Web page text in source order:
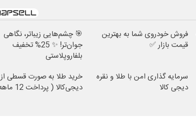
فروش خودروی شما به بهترین
قیمت بازار ✅
🎯 چشم‌هایی زیباتر، نگاهی
جوان‌تر! ✨ 25% تخفیف
بلفاروپلاستی
سرمایه گذاری امن با طلا و نقره
دیجی کالا
خرید طلا به صورت قسطی از
دیجی‌کالا ( پرداخت 12 ماهه )